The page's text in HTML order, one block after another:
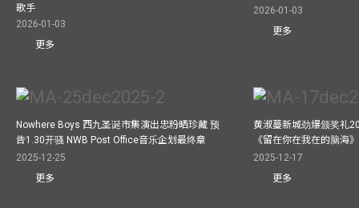
歌手
2026-01-03
更多
2026-01-03
更多
Nowhere Boys 西九圣诞市集演出忠粉晒珍藏 预
告1.30开骚 NWB Post Office音乐企划最终章
2025-12-25
更多
黄淑蔓新城劲爆颁奖礼
《留在你在我在的脑海
2025-12-17
更多